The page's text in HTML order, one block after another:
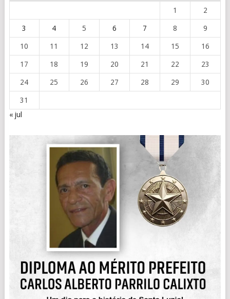
1 2
3 4 5 6 7 8 9
10 11 12 13 14 15 16
17 18 19 20 21 22 23
24 25 26 27 28 29 30
31
« jul